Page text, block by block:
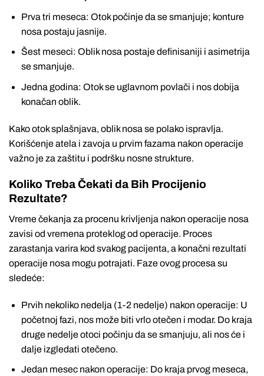
Prva tri meseca: Otok počinje da se smanjuje; konture
nosa postaju jasnije.
Šest meseci: Oblik nosa postaje definisaniji i asimetrija
se smanjuje.
Jedna godina: Otok se uglavnom povlači i nos dobija
konačan oblik.
Kako otok splašnjava, oblik nosa se polako ispravlja.
Korišćenje atela i zavoja u prvim fazama nakon operacije
važno je za zaštitu i podršku nosne strukture.
Koliko Treba Čekati da Bih Procijenio
Rezultate?
Vreme čekanja za procenu krivljenja nakon operacije nosa
zavisi od vremena proteklog od operacije. Proces
zarastanja varira kod svakog pacijenta, a konačni rezultati
operacije nosa mogu potrajati. Faze ovog procesa su
sledeće:
Prvih nekoliko nedelja (1-2 nedelje) nakon operacije: U
početnoj fazi, nos može biti vrlo otečen i modar. Do kraja
druge nedelje otoci počinju da se smanjuju, ali nos će i
dalje izgledati otečeno.
Jedan mesec nakon operacije: Do kraja prvog meseca,